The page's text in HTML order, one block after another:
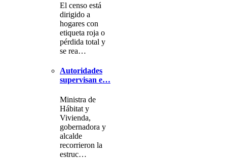
El censo está
dirigido a
hogares con
etiqueta roja o
pérdida total y
se rea…
Autoridades
supervisan e…
Ministra de
Hábitat y
Vivienda,
gobernadora y
alcalde
recorrieron la
estruc…